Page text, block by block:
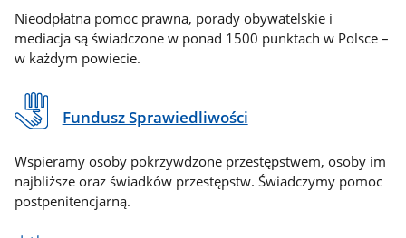
Nieodpłatna pomoc prawna, porady obywatelskie i
mediacja są świadczone w ponad 1500 punktach w Polsce –
w każdym powiecie.
Fundusz Sprawiedliwości
Wspieramy osoby pokrzywdzone przestępstwem, osoby im
najbliższe oraz świadków przestępstw. Świadczymy pomoc
postpenitencjarną.